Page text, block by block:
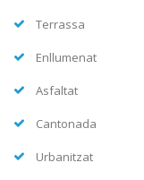
Terrassa
Enllumenat
Asfaltat
Cantonada
Urbanitzat